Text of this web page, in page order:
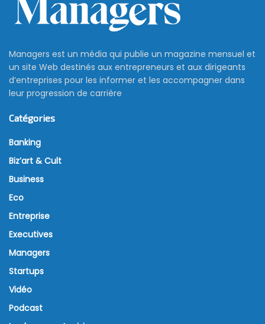
Managers est un média qui publie un magazine mensuel et
un site Web destinés aux entrepreneurs et aux dirigeants
d’entreprises pour les informer et les accompagner dans
leur progression de carrière
Catégories
Banking
Biz’art & Cult
Business
Eco
Entreprise
Executives
Managers
Startups
Vidéo
Podcast